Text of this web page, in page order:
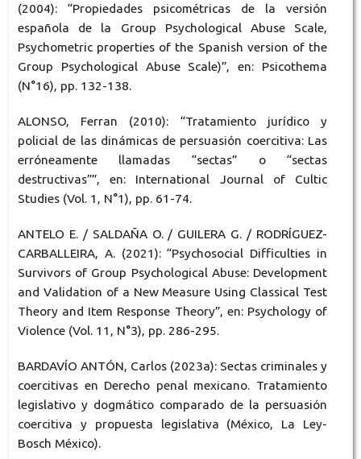
(2004): “Propiedades psicométricas de la versión
española de la Group Psychological Abuse Scale,
Psychometric properties of the Spanish version of the
Group Psychological Abuse Scale)”, en: Psicothema
(N°16), pp. 132-138.
ALONSO, Ferran (2010): “Tratamiento jurídico y
policial de las dinámicas de persuasión coercitiva: Las
erróneamente llamadas “sectas” o “sectas
destructivas””, en: International Journal of Cultic
Studies (Vol. 1, N°1), pp. 61-74.
ANTELO E. / SALDAÑA O. / GUILERA G. / RODRÍGUEZ-
CARBALLEIRA, A. (2021): “Psychosocial Difficulties in
Survivors of Group Psychological Abuse: Development
and Validation of a New Measure Using Classical Test
Theory and Item Response Theory”, en: Psychology of
Violence (Vol. 11, N°3), pp. 286-295.
BARDAVÍO ANTÓN, Carlos (2023a): Sectas criminales y
coercitivas en Derecho penal mexicano. Tratamiento
legislativo y dogmático comparado de la persuasión
coercitiva y propuesta legislativa (México, La Ley-
Bosch México).